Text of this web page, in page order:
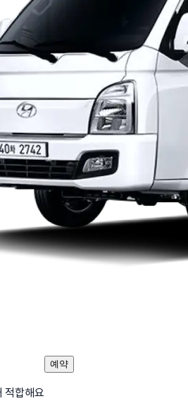
적합해요
예약